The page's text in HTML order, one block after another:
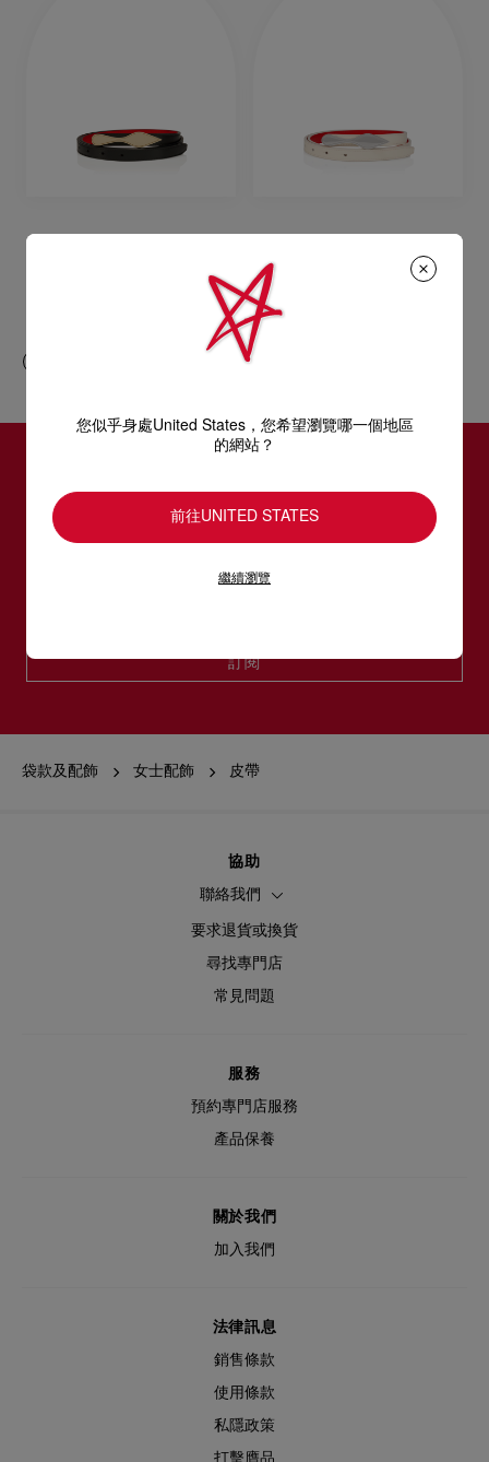
Bettina
腰帶 - 小牛皮 - Suzuran
HK$ 3.100,00
訂閱LOUBOUTIN通訊
訂閱
袋款及配飾 女士配飾 皮帶
協助
聯絡我們
要求退貨或換貨
尋找專門店
常見問題
服務
預約專門店服務
產品保養
關於我們
加入我們
法律訊息
銷售條款
使用條款
私隱政策
打擊膺品
您似乎身處United States，您希望瀏覽哪一個地區
的網站？
前往UNITED STATES
繼續瀏覽